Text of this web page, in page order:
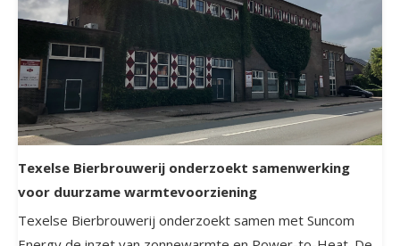
Texelse Bierbrouwerij onderzoekt samenwerking
voor duurzame warmtevoorziening
Texelse Bierbrouwerij onderzoekt samen met Suncom